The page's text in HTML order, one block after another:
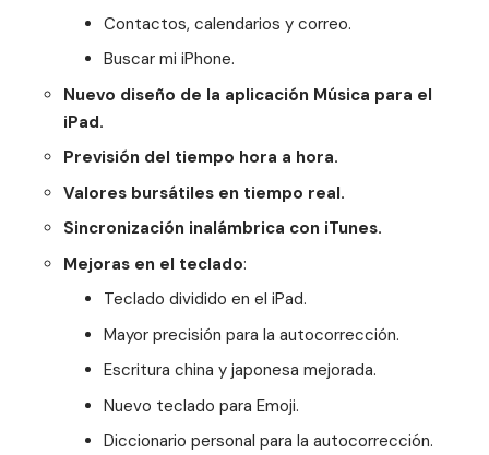
Contactos, calendarios y correo.
Buscar mi iPhone.
Nuevo diseño de la aplicación Música para el
iPad.
Previsión del tiempo hora a hora.
Valores bursátiles en tiempo real.
Sincronización inalámbrica con iTunes.
Mejoras en el teclado:
Teclado dividido en el iPad.
Mayor precisión para la autocorrección.
Escritura china y japonesa mejorada.
Nuevo teclado para Emoji.
Diccionario personal para la autocorrección.